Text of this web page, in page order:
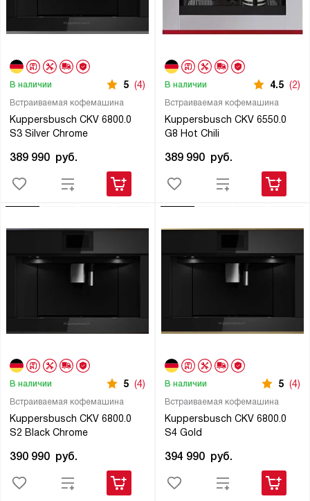
Встраиваемая кофемашина
Kuppersbusch CKV 6800.0
S3 Silver Chrome
В наличии 5 (4)
389 990 руб.
Встраиваемая кофемашина
Kuppersbusch CKV 6550.0
G8 Hot Chili
В наличии 4.5 (2)
389 990 руб.
Встраиваемая кофемашина
Kuppersbusch CKV 6800.0
S2 Black Chrome
В наличии 5 (4)
390 990 руб.
Встраиваемая кофемашина
Kuppersbusch CKV 6800.0
S4 Gold
В наличии 5 (4)
394 990 руб.